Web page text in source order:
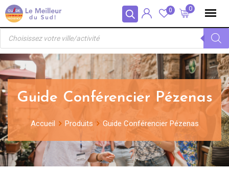
Panneau de gestion des cookies
Skip
to
content
0
0
Recherche
produits
Guide Conférencier Pézenas
Accueil Produits Guide Conférencier Pézenas